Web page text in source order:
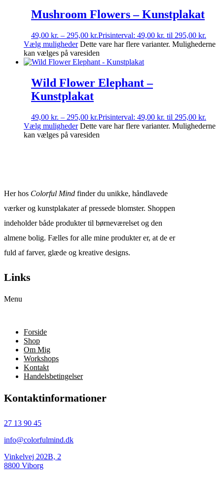
Mushroom Flowers – Kunstplakat
49,00 kr. – 295,00 kr.Prisinterval: 49,00 kr. til 295,00 kr.
Vælg muligheder Dette vare har flere varianter. Mulighederne
kan vælges på varesiden
Wild Flower Elephant –
Kunstplakat
49,00 kr. – 295,00 kr.Prisinterval: 49,00 kr. til 295,00 kr.
Vælg muligheder Dette vare har flere varianter. Mulighederne
kan vælges på varesiden
Her hos Colorful Mind finder du unikke, håndlavede
værker og kunstplakater af pressede blomster. Shoppen
indeholder både produkter til børneværelset og den
almene bolig. Fælles for alle mine produkter er, at de er
fuld af farver, glæde og kreative designs.
Links
Menu
Forside
Shop
Om Mig
Workshops
Kontakt
Handelsbetingelser
Kontaktinformationer
27 13 90 45
info@colorfulmind.dk
Vinkelvej 202B, 2
8800 Viborg